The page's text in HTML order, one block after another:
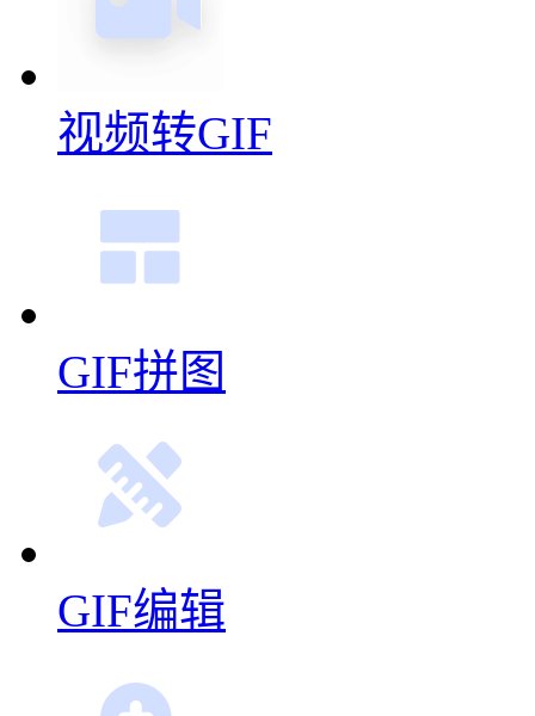
视频转GIF
GIF拼图
GIF编辑